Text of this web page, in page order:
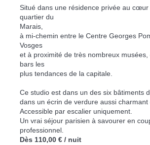
Situé dans une résidence privée au
quartier du
Marais,
à mi-chemin entre le Centre Georges
Vosges
et à proximité de très nombreux
bars les
plus tendances de la capitale.
Ce studio est dans un des six bâtiments
dans un écrin de verdure aussi charmant
Accessible par escalier uniquement.
Un vrai séjour parisien à savourer en
professionnel.
Dès 110,00 € / nuit